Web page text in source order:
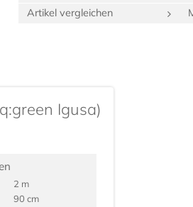
Artikel vergleichen
Igusa)
2 m
90 cm